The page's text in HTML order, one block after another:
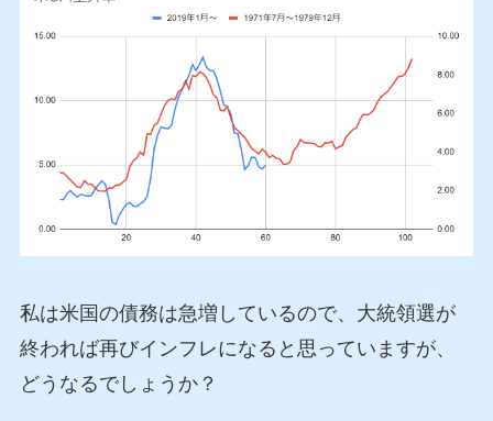
私は米国の債務は急増しているので、大統領選が
終われば再びインフレになると思っていますが、
どうなるでしょうか？